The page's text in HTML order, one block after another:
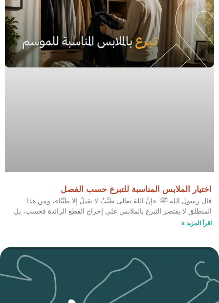
اختيار الملابس المناسبة للتبرع حسب الفصل
قال رسول الله ﷺ: «إنَّ اللهَ تعالى طيِّبٌ لا يقبلُ إلا طيِّبًا»، ومن هذا
المنطلق لا يقتصر التبرع بالملابس على إخراج القطع الزائدة فحسب، بل
اقرأ المزيد »